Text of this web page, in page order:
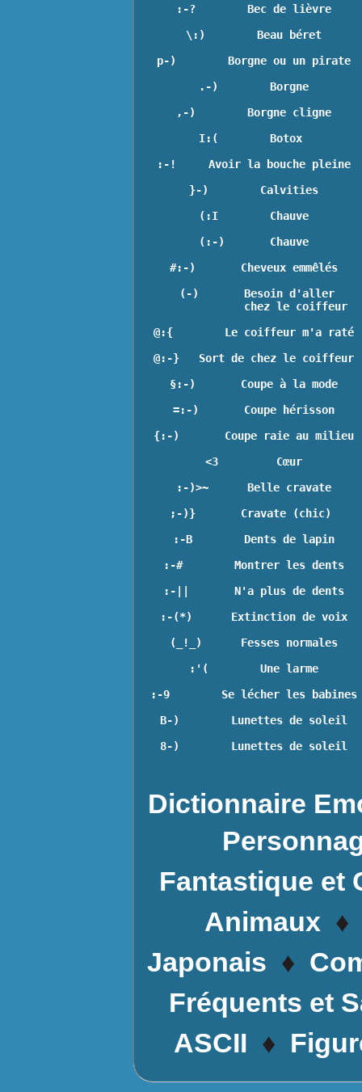
:-?        Bec de lièvre
\:)        Beau béret
p-)        Borgne ou un pirate
.-)        Borgne
,-)        Borgne cligne
I:(        Botox
:-!     Avoir la bouche pleine
}-)        Calvities
(:I        Chauve
(:-)       Chauve
#:-)       Cheveux emmêlés
(-)       Besoin d'aller
             chez le coiffeur
@:{        Le coiffeur m'a raté
@:-}   Sort de chez le coiffeur
§:-)       Coupe à la mode
=:-)       Coupe hérisson
{:-)       Coupe raie au milieu
<3         Cœur
:-)>~      Belle cravate
;-)}
       Cravate (chic)
:-B        Dents de lapin
:-#        Montrer les dents
:-||       N'a plus de dents
:-(*)      Extinction de voix
(_!_)      Fesses normales
:'(        Une larme
:-9        Se lécher les babines
B-)        Lunettes de soleil
8-)        Lunettes de soleil
Dictionnaire
Fantastique et
Animaux ♦
Japonais ♦
Fréquents et
ASCII ♦